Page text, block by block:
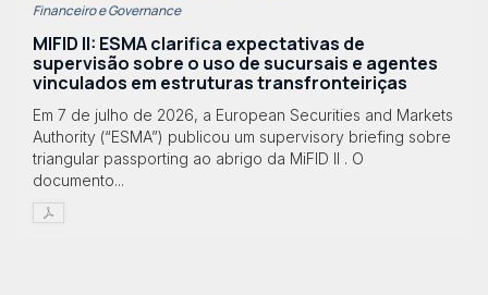
Financeiro e Governance
MIFID II: ESMA clarifica expectativas de
supervisão sobre o uso de sucursais e agentes
vinculados em estruturas transfronteiriças
Em 7 de julho de 2026, a European Securities and Markets
Authority (“ESMA”) publicou um supervisory briefing sobre
triangular passporting ao abrigo da MiFID II . O
documento...